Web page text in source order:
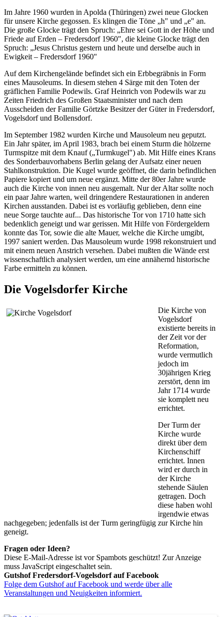
Im Jahre 1960 wurden in Apolda (Thüringen) zwei neue Glocken
für unsere Kirche gegossen. Es klingen die Töne „h" und „e" an.
Die große Glocke trägt den Spruch: „Ehre sei Gott in der Höhe und
Friede auf Erden – Fredersdorf 1960", die kleine Glocke trägt den
Spruch: „Jesus Christus gestern und heute und derselbe auch in
Ewigkeit – Fredersdorf 1960"
Auf dem Kirchengelände befindet sich ein Erbbegräbnis in Form
eines Mausoleums. In diesem stehen 4 Särge mit den Toten der
gräflichen Familie Podewils. Graf Heinrich von Podewils war zu
Zeiten Friedrich des Großen Staatsminister und nach dem
Ausscheiden der Familie Görtzke Besitzer der Güter in Fredersdorf,
Vogelsdorf und Bollensdorf.
Im September 1982 wurden Kirche und Mausoleum neu geputzt.
Ein Jahr später, im April 1983, brach bei einem Sturm die hölzerne
Turmspitze mit dem Knauf („Turmkugel") ab. Mit Hilfe eines Krans
des Sonderbauvorhabens Berlin gelang der Aufsatz einer neuen
Stahlkonstruktion. Die Kugel wurde geöffnet, die darin befindlichen
Papiere kopiert und um neue ergänzt. Mitte der 80er Jahre wurde
auch die Kirche von innen neu ausgemalt. Nur der Altar sollte noch
ein paar Jahre warten, weil dringendere Restaurationen in anderen
Kirchen ausstanden. Dabei ist es vorläufig geblieben, denn eine
neue Sorge tauchte auf... Das historische Tor von 1710 hatte sich
bedenklich geneigt und war gerissen. Mit Hilfe von Fördergeldern
konnte das Tor, sowie die alte Mauer, welche die Kirche umgibt,
1997 saniert werden. Das Mausoleum wurde 1998 rekonstruiert und
mit einem neuen Anstrich versehen. Dabei mußten die Wände erst
wissenschaftlich analysiert werden, um eine annähernd historische
Farbe ermitteln zu können.
Die Vogelsdorfer Kirche
Die Kirche von
Vogelsdorf
existierte bereits in
der Zeit vor der
Reformation,
wurde vermutlich
jedoch im
30jährigen Krieg
zerstört, denn im
Jahr 1714 wurde
sie komplett neu
errichtet.
Der Turm der
Kirche wurde
direkt über dem
Kirchenschiff
errichtet. Innen
wird er durch in
der Kirche
stehende Säulen
getragen. Doch
diese haben wohl
irgendwie etwas
nachgegeben; jedenfalls ist der Turm geringfügig zur Kirche hin
geneigt.
Fragen oder Ideen?
Diese E-Mail-Adresse ist vor Spambots geschützt! Zur Anzeige
muss JavaScript eingeschaltet sein.
Gutshof Fredersdorf-Vogelsdorf auf Facebook
Folge dem Gutshof auf Facebook und werde über alle
Veranstaltungen und Neuigkeiten informiert.